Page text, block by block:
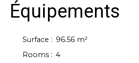
Équipements
Surface : 96.56 m²
Rooms : 4